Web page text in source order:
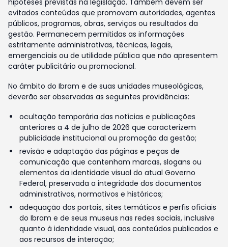
hipóteses previstas na legislação. Também devem ser
evitados conteúdos que promovam autoridades, agentes
públicos, programas, obras, serviços ou resultados da
gestão. Permanecem permitidas as informações
estritamente administrativas, técnicas, legais,
emergenciais ou de utilidade pública que não apresentem
caráter publicitário ou promocional.
No âmbito do Ibram e de suas unidades museológicas,
deverão ser observadas as seguintes providências:
ocultação temporária das notícias e publicações
anteriores a 4 de julho de 2026 que caracterizem
publicidade institucional ou promoção da gestão;
revisão e adaptação das páginas e peças de
comunicação que contenham marcas, slogans ou
elementos da identidade visual do atual Governo
Federal, preservada a integridade dos documentos
administrativos, normativos e históricos;
adequação dos portais, sites temáticos e perfis oficiais
do Ibram e de seus museus nas redes sociais, inclusive
quanto à identidade visual, aos conteúdos publicados e
aos recursos de interação;